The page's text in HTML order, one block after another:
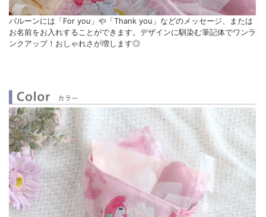
バルーンには「For you」や「Thank you」などのメッセージ、または
お名前をお入れすることができます。デザインに馴染む筆記体でワンラ
ンクアップ！おしゃれさが増します◎